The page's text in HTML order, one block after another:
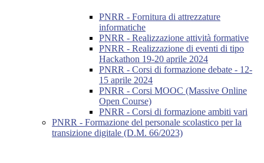
PNRR - Fornitura di attrezzature
informatiche
PNRR - Realizzazione attività formative
PNRR - Realizzazione di eventi di tipo
Hackathon 19-20 aprile 2024
PNRR - Corsi di formazione debate - 12-
15 aprile 2024
PNRR - Corsi MOOC (Massive Online
Open Course)
PNRR - Corsi di formazione ambiti vari
PNRR - Formazione del personale scolastico per la
transizione digitale (D.M. 66/2023)